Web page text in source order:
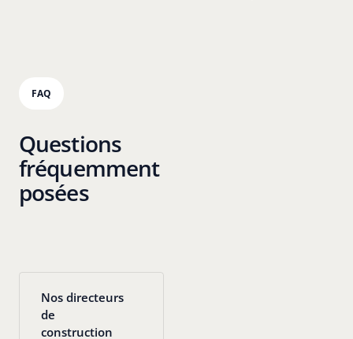
FAQ
Questions
fréquemment
posées
Nos directeurs
de
construction